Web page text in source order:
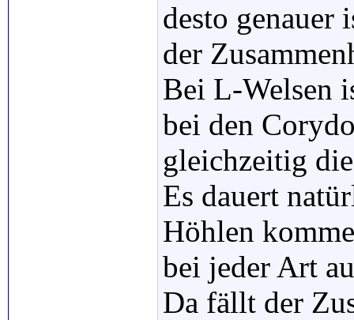
desto genauer
der
Bei L-Welsen
bei den
gleichzeitig
Es dauert
Höhlen
bei jeder Art
Da fällt der